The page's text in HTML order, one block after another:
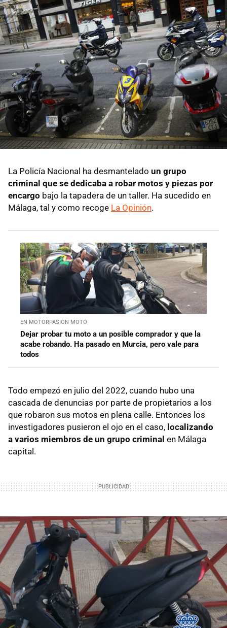
La Policía Nacional ha desmantelado un grupo
criminal que se dedicaba a robar motos y piezas por
encargo bajo la tapadera de un taller. Ha sucedido en
Málaga, tal y como recoge La Opinión.
EN MOTORPASION MOTO
Dejar probar tu moto a un posible comprador y que la
acabe robando. Ha pasado en Murcia, pero vale para
todos
Todo empezó en julio del 2022, cuando hubo una
cascada de denuncias por parte de propietarios a los
que robaron sus motos en plena calle. Entonces los
investigadores pusieron el ojo en el caso, localizando
a varios miembros de un grupo criminal en Málaga
capital.